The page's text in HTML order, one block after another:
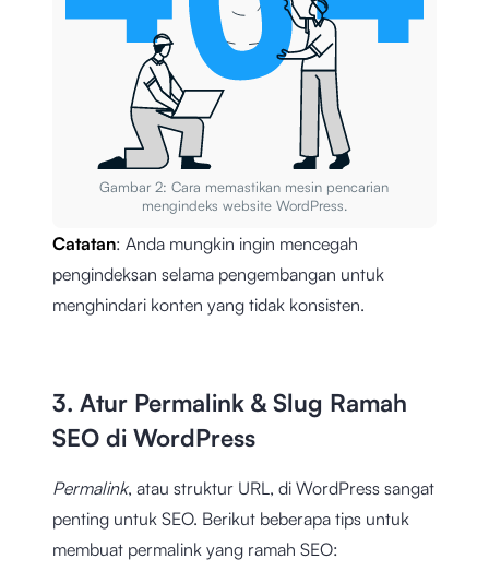
Gambar 2: Cara memastikan mesin pencarian
mengindeks website WordPress.
Catatan: Anda mungkin ingin mencegah
pengindeksan selama pengembangan untuk
menghindari konten yang tidak konsisten.
3. Atur Permalink & Slug Ramah
SEO di WordPress
Permalink, atau struktur URL, di WordPress sangat
penting untuk SEO. Berikut beberapa tips untuk
membuat permalink yang ramah SEO: